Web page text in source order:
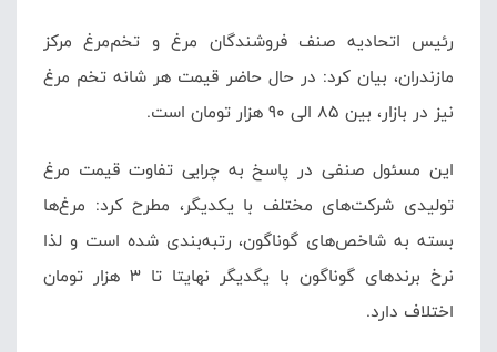
رئیس اتحادیه صنف فروشندگان مرغ و تخم‌مرغ مرکز
مازندران، بیان کرد: در حال حاضر قیمت هر شانه تخم مرغ
نیز در بازار، بین 85 الی 90 هزار تومان است.
این مسئول صنفی در پاسخ به چرایی تفاوت قیمت مرغ
تولیدی شرکت‌های مختلف با یکدیگر، مطرح کرد: مرغ‌ها
بسته به شاخص‌های گوناگون، رتبه‌بندی شده است و لذا
نرخ برندهای گوناگون با یگدیگر نهایتا تا 3 هزار تومان
اختلاف دارد.